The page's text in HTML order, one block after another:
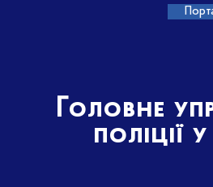
Головне
поліції